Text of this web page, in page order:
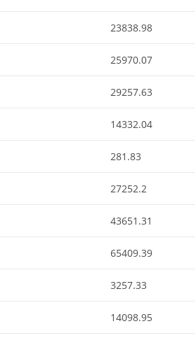
23838.98
25970.07
29257.63
14332.04
281.83
27252.2
43651.31
65409.39
3257.33
14098.95